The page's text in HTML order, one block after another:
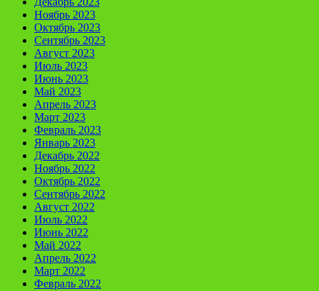
Ноябрь 2023
Октябрь 2023
Сентябрь 2023
Август 2023
Июль 2023
Июнь 2023
Май 2023
Апрель 2023
Март 2023
Февраль 2023
Январь 2023
Декабрь 2022
Ноябрь 2022
Октябрь 2022
Сентябрь 2022
Август 2022
Июль 2022
Июнь 2022
Май 2022
Апрель 2022
Март 2022
Февраль 2022